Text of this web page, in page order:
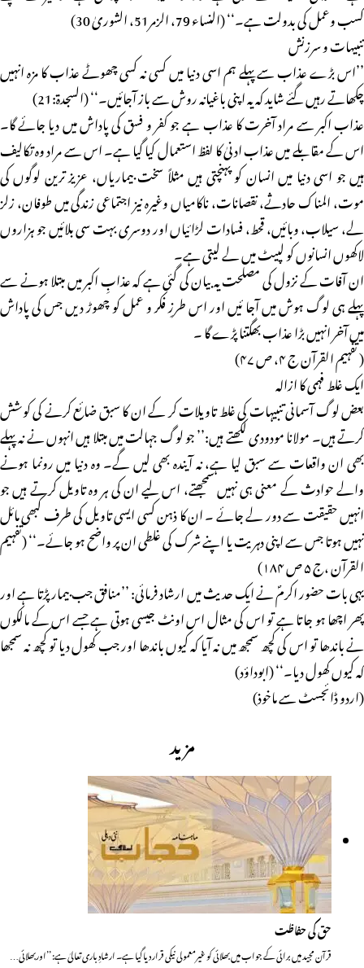
کسب وعمل کی بدولت ہے۔‘‘ (النساء 79، الزمر51، الشوریٰ 30)
تنبیهات و سرزنش
’’اس بڑے عذاب سے پہلے ہم اسی دنیا میں کسی نہ کسی چھوٹے عذاب کا مزہ انہیں
چکھاتے رہیں گئے شاید کہ یہ اپنی باغیانہ روش سے باز آجائیں۔‘‘ (السجدۃ:21)
عذاب اکبر سے مراد آخرت کا عذاب ہے جو کفر و فسق کی پاداش میں دیا جائے گا۔
اس کے مقابلے میں عذاب ادنیٰ کا لفظ استعمال کیا گیا ہے۔ اس سے مراد وہ تکالیف
ہیں جو اسی دنیا میں انسان کو پہنچتی ہیں مثلاً سخت بیماریاں، عزیز ترین لوگوں کی
موت، المناک حادثے، نقصانات، ناکامیاں وغیرہ نیز اجتماعی زندگی میں طوفان، زلز
لے، سیلاب، وبائیں، قحط، فسادات لڑائیاں اور دوسری بہت سی بلائیں جو ہزاروں
لاکھوں انسانوں کو لپیٹ میں لے لیتی ہے۔
ان آفات کے نزول کی مصلحت یہ بیان کی گئی ہے کہ عذابِ اکبر میں مبتلا ہونے سے
پہلے ہی لوگ ہوش میں آجا ئیں اور اس طرزِ فکر و عمل کو چھوڑ دیں جس کی پاداش
میں آخر انہیں بڑا عذاب بھگتنا پڑے گا ۔
( تفہیم القرآن ج ۴، ص ۴۷)
ایک غلط فہمی کا ازالہ
بعض لوگ آسمانی تنبیہات کی غلط تاویلات کر کے ان کا سبق ضائع کرنے کی کوشش
کرتے ہیں۔ مولانا مودودی لکھتے ہیں:’’ جو لوگ جہالت میں مبتلا ہیں انہوں نے نہ پہلے
بھی ان واقعات سے سبق لیا ہے، نہ آیندہ بھی لیں گے۔ وہ دنیا میں رونما ہونے
والے حوادث کے معنی ہی نہیں سمجھتے، اس لیے ان کی ہر وہ تاویل کرتے ہیں جو
انہیں حقیقت سے دور لے جائے ۔ ان کا ذہن کسی ایسی تاویل کی طرف کبھی مائل
نہیں ہوتا جس سے اپنی دہریت یا اپنے شرک کی غلطی ان پر واضح ہو جائے۔‘‘ (تفہیم
القرآن ،ج ۵ ص ۱۸۴)
یہی بات حضور اکرمؐ نے ایک حدیث میں ارشاد فرمائی: ’’منافق جب بیمار پڑتا ہے اور
پھر اچھا ہو جاتا ہے تو اس کی مثال اس اونٹ جیسی ہوتی ہے جسے اس کے مالکوں
نے باندھا تو اس کی کچھ سمجھ میں نہ آیا کہ کیوں باندھا اور جب کھول دیا تو کچھ نہ سمجھا
کہ کیوں کھول دیا۔‘‘ (ابوداؤد)
(اردو ڈائجسٹ سے ماخوذ)
مزید
حق کی حفاظت
قرآن مجید میں برائی کے جواب میں بھلائی کو غیرمعمولی نیکی قرار دیا گیا ہے۔ ارشادِ باری تعالیٰ ہے: ’’اوربھلائی…